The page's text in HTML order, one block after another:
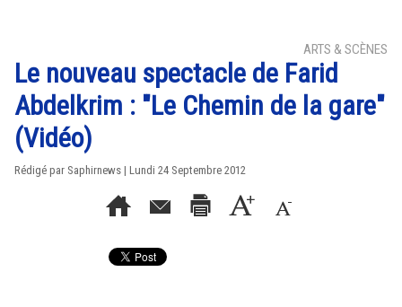
ARTS & SCÈNES
Le nouveau spectacle de Farid
Abdelkrim : "Le Chemin de la gare"
(Vidéo)
Rédigé par Saphirnews | Lundi 24 Septembre 2012